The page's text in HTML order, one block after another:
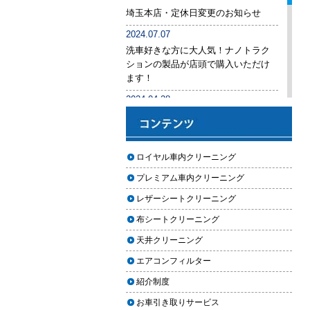
つのポイント
果を感じない人が見落としている3
つの原因
【2026年版】車内クリーニングは
自分でできる？プロに頼むべき境
界線と失敗例
い原因とは？タバコ・ペット・カ
ビ別の正しい対処法
【2026年版】車内クリーニングは
どこまでやるべき？目的別おすす
め内容と費用目安
【2026年版】車内クリーニングの
料金相場はいくら？内容別・業者
別に徹底比較
ヘッドライト黄ばみ取りの料金相
埼玉本店・定休日変更のお知らせ
2024.07.07
洗車好きな方に大人気！ナノトラク
ションの製品が店頭で購入いただけ
ます！
2024.04.28
リース
2024年ゴールデンウィーク期間中の
営業予定（埼玉本店・東京足立店・
秋田能代店）
2024.03.23
埼玉のFMラジオ・NACK5で取り上げ
ていただきました
2024.03.22
埼玉本店が東京方面からこれまで以
上に利用しやすく
ロイヤル車内クリーニング
プレミアム車内クリーニング
レザーシートクリーニング
布シートクリーニング
天井クリーニング
エアコンフィルター
紹介制度
お車引き取りサービス